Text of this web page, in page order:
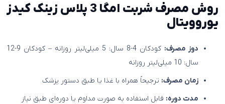
روش مصرف شربت امگا 3 پلاس زینک کیدز
یوروویتال
دوز مصرف:
کودکان 4-8 سال: 5 میلی‌لیتر روزانه – کودکان 9-12
سال: 10 میلی‌لیتر روزانه
زمان مصرف: ترجیحاً همراه با غذا یا طبق دستور پزشک
مدت دوره: قابل استفاده به صورت مداوم یا دوره‌ای طبق نیاز